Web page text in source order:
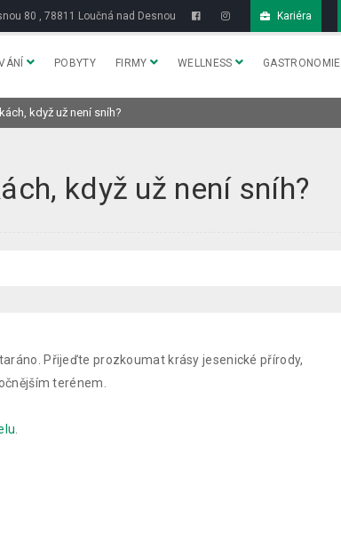
80 , 78811 Loučná nad Desnou Kariéra
POBYTY FIRMY WELLNESS GASTRONOMIE
když už není sníh?
když už není sníh?
Přijeďte prozkoumat krásy jesenické přírody,
terénem.